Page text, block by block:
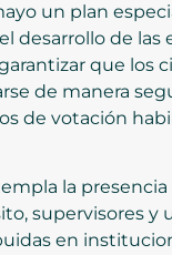
un plan
desarrollo de las
que los
de manera
de votación
la presencia
supervisores y
en